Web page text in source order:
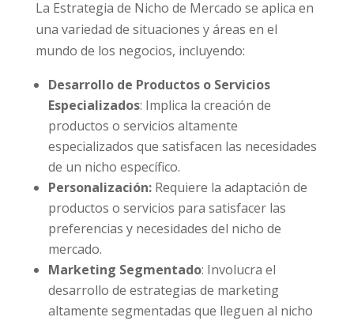
La Estrategia de Nicho de Mercado se aplica en
una variedad de situaciones y áreas en el
mundo de los negocios, incluyendo:
Desarrollo de Productos o Servicios
Especializados: Implica la creación de
productos o servicios altamente
especializados que satisfacen las necesidades
de un nicho específico.
Personalización:Requiere la adaptación de
productos o servicios para satisfacer las
preferencias y necesidades del nicho de
mercado.
Marketing Segmentado: Involucra el
desarrollo de estrategias de marketing
altamente segmentadas que lleguen al nicho